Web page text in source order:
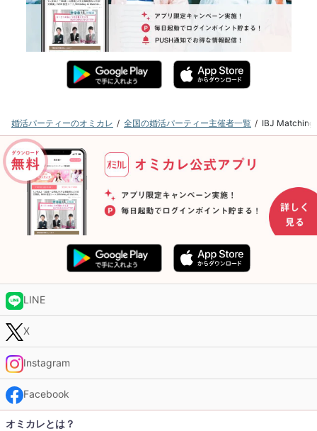
婚活パーティーのオミカレ 全国の婚活パーティー主催者一覧 IBJ Matching
LINE
X
Instagram
Facebook
オミカレとは？